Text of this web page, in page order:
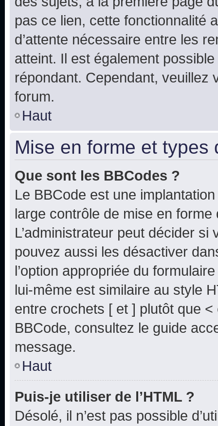
pas ce lien, cette fonctionnalité
d’attente nécessaire entre les
atteint. Il est également
répondant. Cependant,
forum.
Haut
Mise en forme et types
Que sont les BBCodes ?
Le BBCode est une
large contrôle de mise en forme
L’administrateur peut décider
pouvez aussi les désactiver
l’option appropriée du
lui-même est similaire au style
entre crochets [ et ] plutôt que
BBCode, consultez le guide
message.
Haut
Puis-je utiliser de l’HTML ?
Désolé, il n’est pas possible